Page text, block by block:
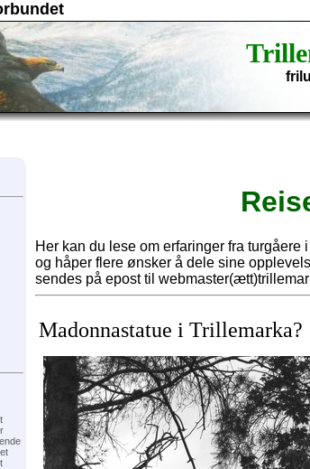
Her kan du lese om erfaringer fra
og håper flere ønsker å dele sine
sendes på epost til
Madonnastatue i Trillemarka?